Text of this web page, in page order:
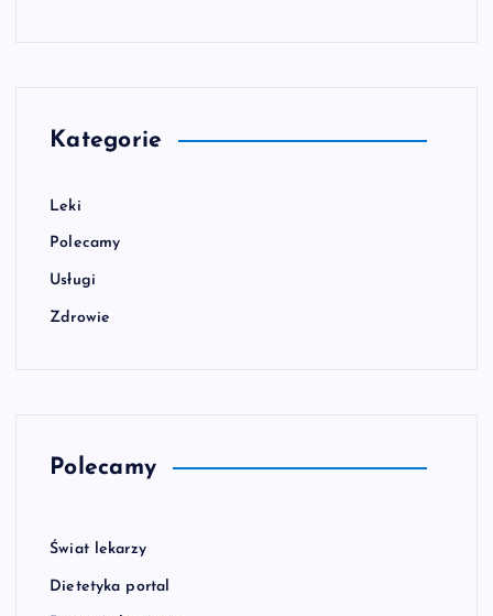
Kategorie
Leki
Polecamy
Usługi
Zdrowie
Polecamy
Świat lekarzy
Dietetyka portal